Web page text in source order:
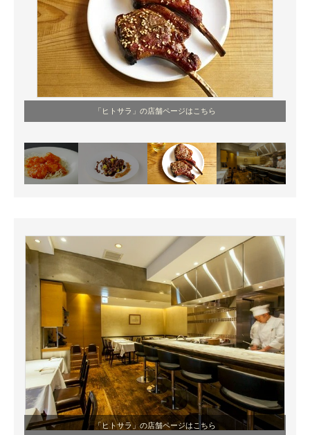
「ヒトサラ」の店舗ページはこちら
「ヒトサラ」の店舗ページはこちら